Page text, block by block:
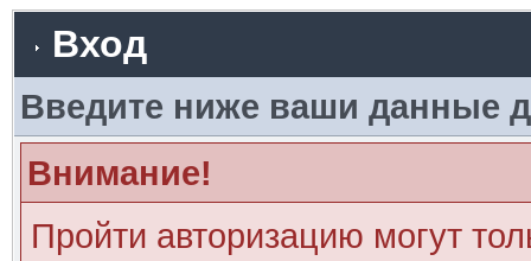
Вход
Введите ниже ваши данные
Внимание!
Пройти авторизацию могут